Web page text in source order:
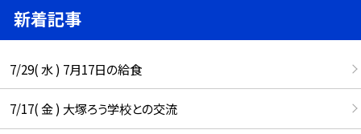
新着記事
7/29( 水 ) 7月17日の給食
7/17( 金 ) 大塚ろう学校との交流